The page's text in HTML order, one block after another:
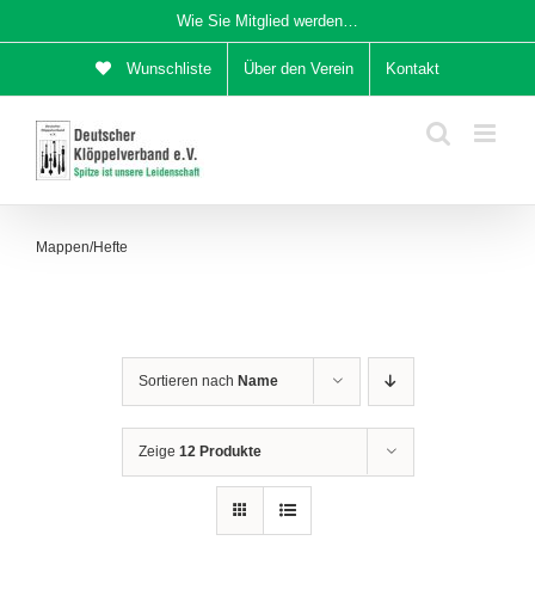
Inhalt
Wie Sie Mitglied werden…
Wunschliste Über den Verein Kontakt
Mappen/Hefte
Sortieren nach Name
Zeige 12 Produkte